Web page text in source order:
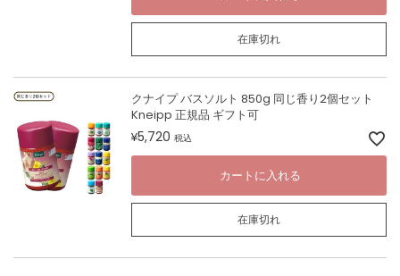
在庫切れ
クナイプ バスソルト 850g 同じ香り2個セット
Kneipp 正規品 ギフト可
¥5,720 税込
カートに入れる
在庫切れ